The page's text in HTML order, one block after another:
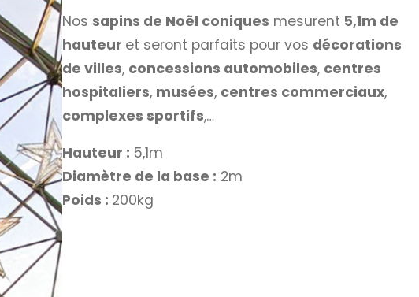
Nos sapins de Noël coniques mesurent 5,1m de
hauteur et seront parfaits pour vos décorations
de villes, concessions automobiles, centres
hospitaliers, musées, centres commerciaux,
complexes sportifs,…
Hauteur : 5,1m
Diamètre de la base : 2m
Poids : 200kg